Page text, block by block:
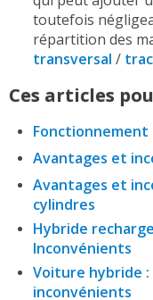
toutefois
répartition des
transversal /
Ces articles
Avantages et
Avantages et
cylindres
Hybride
Inconvénients
Voiture hybride
inconvénients